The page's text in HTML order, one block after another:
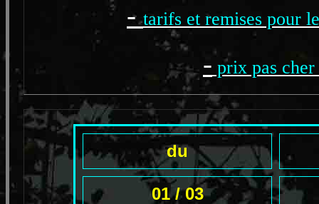
-tarifs et remises pour
- prix pas
du
01 / 03